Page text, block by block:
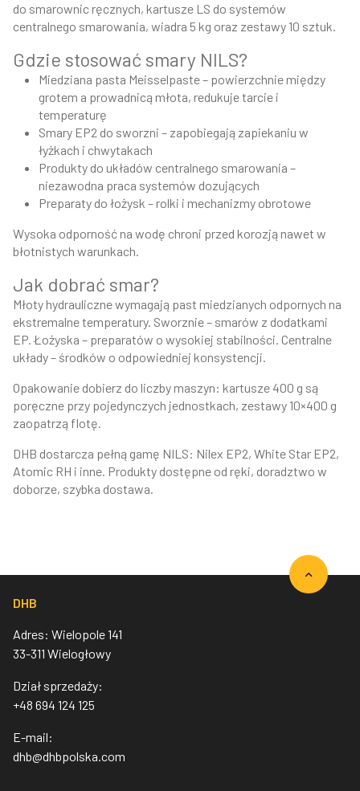
do smarownic ręcznych, kartusze LS do systemów
centralnego smarowania, wiadra 5 kg oraz zestawy 10 sztuk.
Gdzie stosować smary NILS?
Miedziana pasta Meisselpaste – powierzchnie między
grotem a prowadnicą młota, redukuje tarcie i
temperaturę
Smary EP2 do sworzni – zapobiegają zapiekaniu w
łyżkach i chwytakach
Produkty do układów centralnego smarowania –
niezawodna praca systemów dozujących
Preparaty do łożysk – rolki i mechanizmy obrotowe
Wysoka odporność na wodę chroni przed korozją nawet w
błotnistych warunkach.
Jak dobrać smar?
Młoty hydrauliczne wymagają past miedzianych odpornych na
ekstremalne temperatury. Sworznie – smarów z dodatkami
EP. Łożyska – preparatów o wysokiej stabilności. Centralne
układy – środków o odpowiedniej konsystencji.
Opakowanie dobierz do liczby maszyn: kartusze 400 g są
poręczne przy pojedynczych jednostkach, zestawy 10×400 g
zaopatrzą flotę.
DHB dostarcza pełną gamę NILS: Nilex EP2, White Star EP2,
Atomic RH i inne. Produkty dostępne od ręki, doradztwo w
doborze, szybka dostawa.
DHB
Adres: Wielopole 141
33-311 Wielogłowy
Dział sprzedaży:
+48 694 124 125
E-mail:
dhb@dhbpolska.com